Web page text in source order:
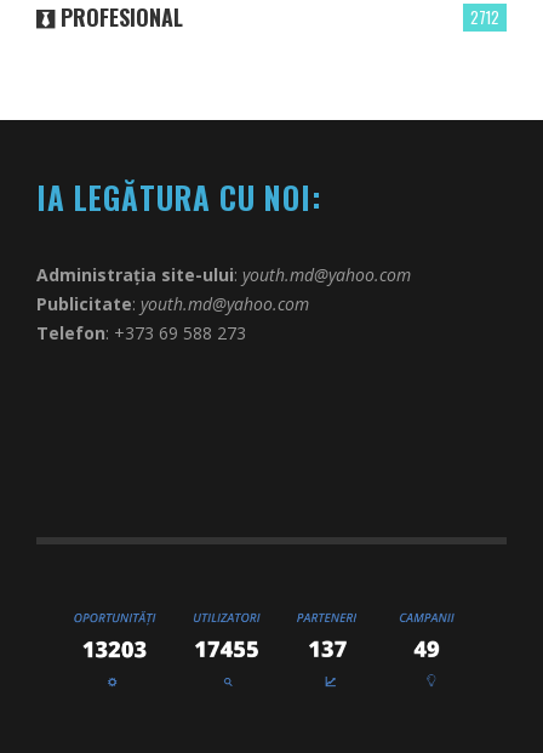
2712
PROFESIONAL
IA LEGĂTURA CU NOI:
Administrația site-ului: youth.md@yahoo.com
Publicitate: youth.md@yahoo.com
Telefon: +373 69 588 273